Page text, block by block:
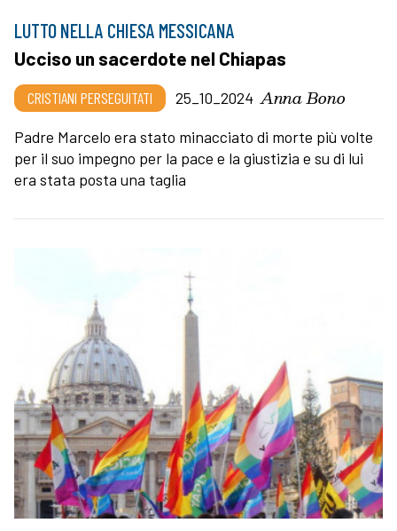
LUTTO NELLA CHIESA MESSICANA
Ucciso un sacerdote nel Chiapas
CRISTIANI PERSEGUITATI 25_10_2024 Anna Bono
Padre Marcelo era stato minacciato di morte più volte
per il suo impegno per la pace e la giustizia e su di lui
era stata posta una taglia